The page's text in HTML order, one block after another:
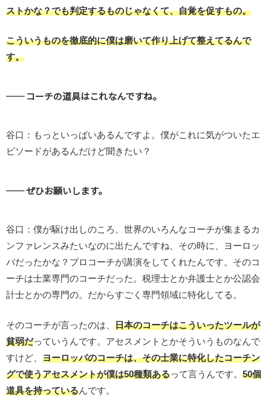
ストかな？でも判定するものじゃなくて、自覚を促すもの。
こういうものを徹底的に僕は磨いて作り上げて整えてるんで
す。
── コーチの道具はこれなんですね。
谷口：もっといっぱいあるんですよ。僕がこれに気がついたエ
ピソードがあるんだけど聞きたい？
── ぜひお願いします。
谷口：僕が駆け出しのころ、世界のいろんなコーチが集まるカ
ンファレンスみたいなのに出たんですね、その時に、ヨーロッ
パだったかな？プロコーチが講演をしてくれたんです。そのコ
ーチは士業専門のコーチだった。税理士とか弁護士とか公認会
計士とかの専門の。だからすごく専門領域に特化してる。
そのコーチが言ったのは、 日本のコーチはこういったツールが
貧弱だっていうんです。アセスメントとかそういうものなんで
すけど、 ヨーロッパのコーチは、その士業に特化したコーチン
グで使うアセスメントが僕は50種類あるって言うんです。 50個
道具を持っているんです。